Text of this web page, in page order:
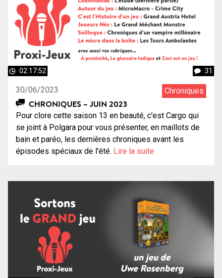
02:17:52 31
30/06/2023 Chroniques
CHRONIQUES – JUIN 2023
Pour clore cette saison 13 en beauté, c'est Cargo qui
se joint à Polgara pour vous présenter, en maillots de
bain et paréo, les dernières chroniques avant les
épisodes spéciaux de l'été. Lire la suite